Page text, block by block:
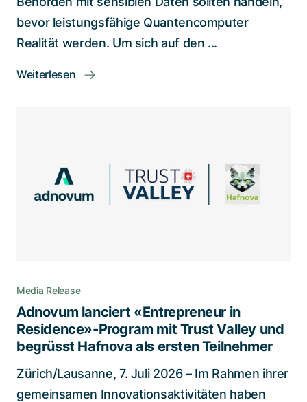
bevor leistungsfähige Quantencomputer
Realität werden. Um sich auf den ...
Weiterlesen
Media Release
Adnovum lanciert «Entrepreneur in
Residence»-Program mit Trust Valley und
begrüsst Hafnova als ersten Teilnehmer
Zürich/Lausanne, 7. Juli 2026 – Im Rahmen ihrer
gemeinsamen Innovationsaktivitäten haben